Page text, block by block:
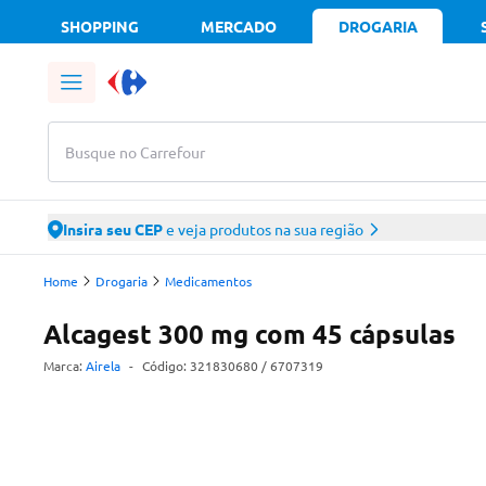
SHOPPING MERCADO DROGARIA
Busque no Carrefour
Insira seu CEPe veja produtos na sua região
Home Drogaria Medicamentos
Alcagest 300 mg com 45 cápsulas
Marca: Airela - Código: 321830680 / 6707319